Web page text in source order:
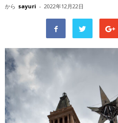
から sayuri - 2022年12月22日